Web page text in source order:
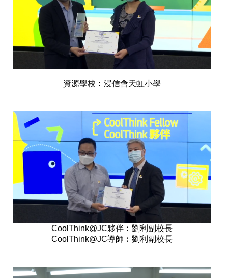
資源學校︰浸信會天虹小學
CoolThink@JC夥伴︰劉利副校長
CoolThink@JC導師︰劉利副校長